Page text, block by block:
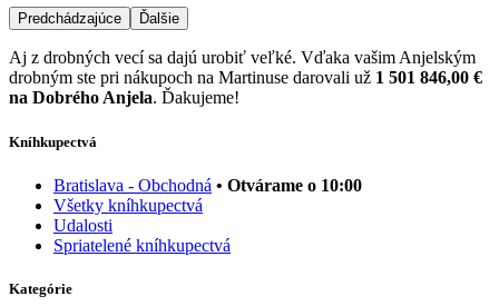
Predchádzajúce Ďalšie
Aj z drobných vecí sa dajú urobiť veľké. Vďaka vašim Anjelským
drobným ste pri nákupoch na Martinuse darovali už 1 501 846,00 €
na Dobrého Anjela. Ďakujeme!
Kníhkupectvá
Bratislava - Obchodná • Otvárame o 10:00
Všetky kníhkupectvá
Udalosti
Spriatelené kníhkupectvá
Kategórie